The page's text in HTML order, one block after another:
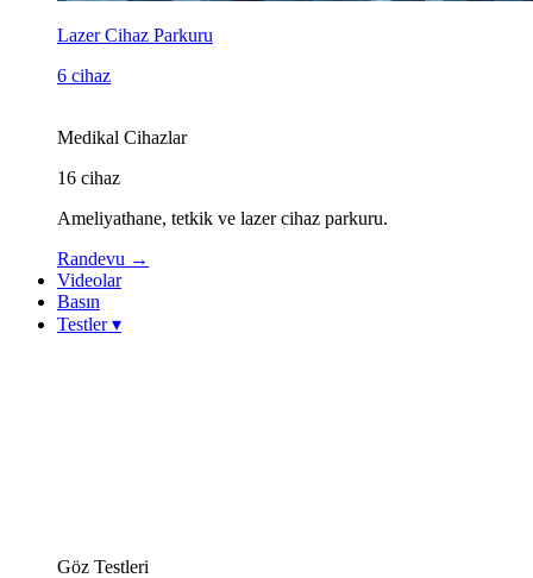
Lazer Cihaz Parkuru
6 cihaz
Medikal Cihazlar
16 cihaz
Ameliyathane, tetkik ve lazer cihaz parkuru.
Randevu →
Videolar
Basın
Testler▾
Göz Testleri